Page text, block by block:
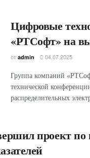
Цифровые
«РТСофт» на
от admin 04.07.2025
Группа компаний
технической
распределительных
проект